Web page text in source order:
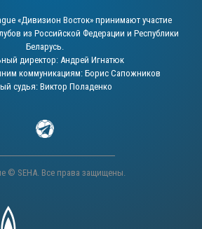
«Дивизион Восток» принимают участие
из Российской Федерации и Республики
Беларусь.
директор: Андрей Игнатюк
коммуникациям: Борис Сапожников
судья: Виктор Поладенко
© SEHA. Все права защищены.